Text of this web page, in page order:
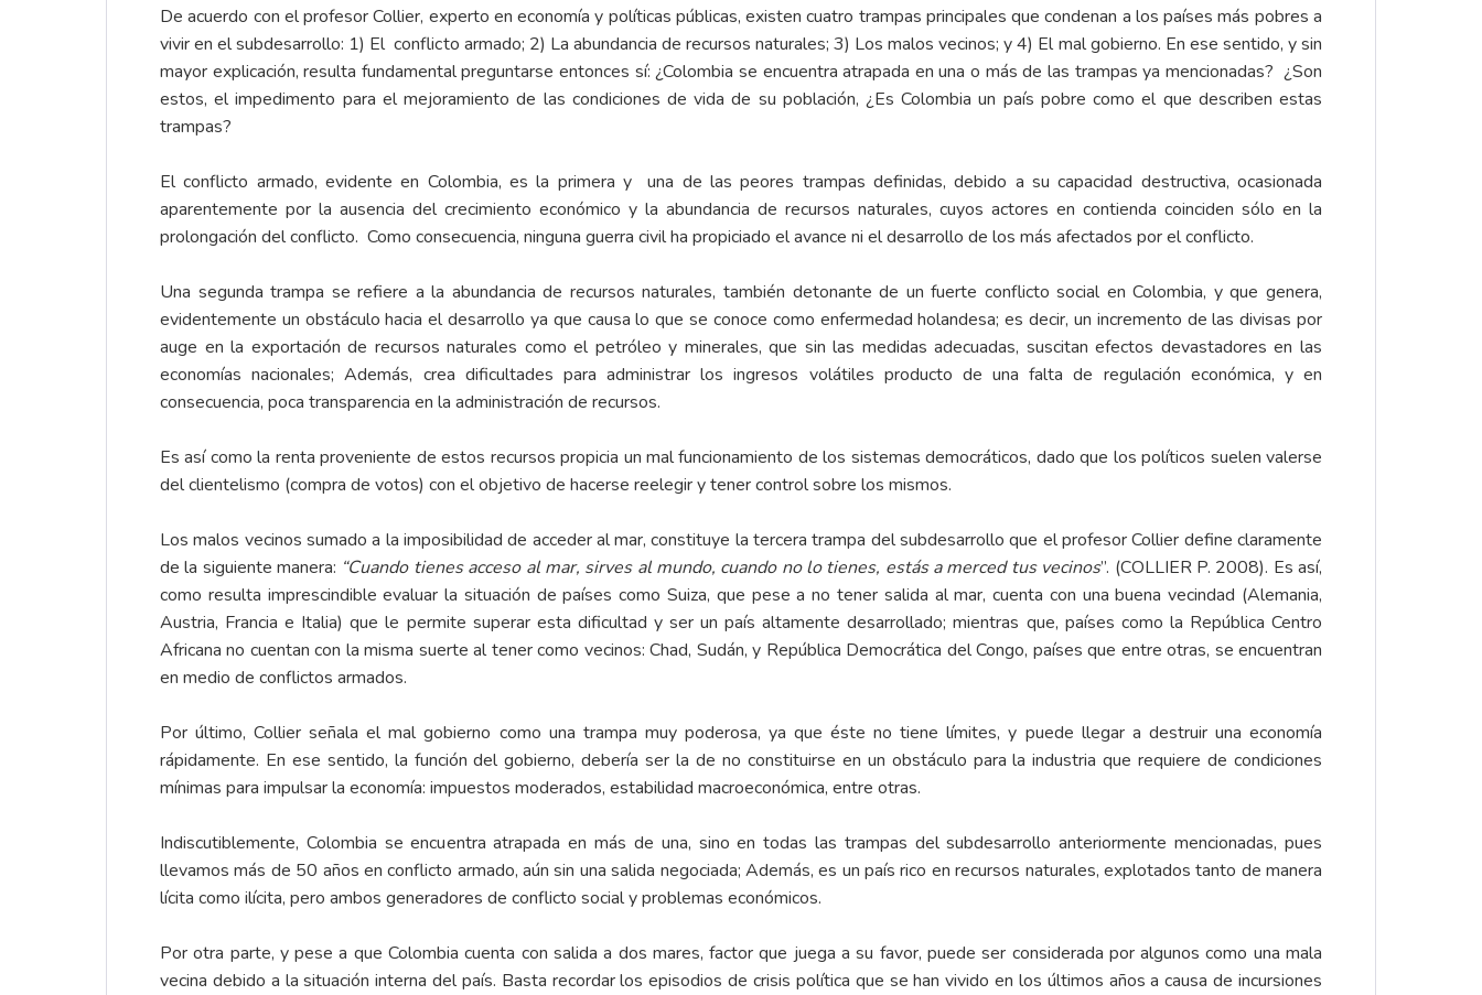
De acuerdo con el profesor Collier, experto en economía y políticas públicas, existen cuatro trampas principales que condenan a los países más pobres a
vivir en el subdesarrollo: 1) El conflicto armado; 2) La abundancia de recursos naturales; 3) Los malos vecinos; y 4) El mal gobierno. En ese sentido, y sin
mayor explicación, resulta fundamental preguntarse entonces sí: ¿Colombia se encuentra atrapada en una o más de las trampas ya mencionadas? ¿Son
estos, el impedimento para el mejoramiento de las condiciones de vida de su población, ¿Es Colombia un país pobre como el que describen estas
trampas?
El conflicto armado, evidente en Colombia, es la primera y una de las peores trampas definidas, debido a su capacidad destructiva, ocasionada
aparentemente por la ausencia del crecimiento económico y la abundancia de recursos naturales, cuyos actores en contienda coinciden sólo en la
prolongación del conflicto. Como consecuencia, ninguna guerra civil ha propiciado el avance ni el desarrollo de los más afectados por el conflicto.
Una segunda trampa se refiere a la abundancia de recursos naturales, también detonante de un fuerte conflicto social en Colombia, y que genera,
evidentemente un obstáculo hacia el desarrollo ya que causa lo que se conoce como enfermedad holandesa; es decir, un incremento de las divisas por
auge en la exportación de recursos naturales como el petróleo y minerales, que sin las medidas adecuadas, suscitan efectos devastadores en las
economías nacionales; Además, crea dificultades para administrar los ingresos volátiles producto de una falta de regulación económica, y en
consecuencia, poca transparencia en la administración de recursos.
Es así como la renta proveniente de estos recursos propicia un mal funcionamiento de los sistemas democráticos, dado que los políticos suelen valerse
del clientelismo (compra de votos) con el objetivo de hacerse reelegir y tener control sobre los mismos.
Los malos vecinos sumado a la imposibilidad de acceder al mar, constituye la tercera trampa del subdesarrollo que el profesor Collier define claramente
de la siguiente manera: “Cuando tienes acceso al mar, sirves al mundo, cuando no lo tienes, estás a merced tus vecinos”. (COLLIER P. 2008). Es así,
como resulta imprescindible evaluar la situación de países como Suiza, que pese a no tener salida al mar, cuenta con una buena vecindad (Alemania,
Austria, Francia e Italia) que le permite superar esta dificultad y ser un país altamente desarrollado; mientras que, países como la República Centro
Africana no cuentan con la misma suerte al tener como vecinos: Chad, Sudán, y República Democrática del Congo, países que entre otras, se encuentran
en medio de conflictos armados.
Por último, Collier señala el mal gobierno como una trampa muy poderosa, ya que éste no tiene límites, y puede llegar a destruir una economía
rápidamente. En ese sentido, la función del gobierno, debería ser la de no constituirse en un obstáculo para la industria que requiere de condiciones
mínimas para impulsar la economía: impuestos moderados, estabilidad macroeconómica, entre otras.
Indiscutiblemente, Colombia se encuentra atrapada en más de una, sino en todas las trampas del subdesarrollo anteriormente mencionadas, pues
llevamos más de 50 años en conflicto armado, aún sin una salida negociada; Además, es un país rico en recursos naturales, explotados tanto de manera
lícita como ilícita, pero ambos generadores de conflicto social y problemas económicos.
Por otra parte, y pese a que Colombia cuenta con salida a dos mares, factor que juega a su favor, puede ser considerada por algunos como una mala
vecina debido a la situación interna del país. Basta recordar los episodios de crisis política que se han vivido en los últimos años a causa de incursiones